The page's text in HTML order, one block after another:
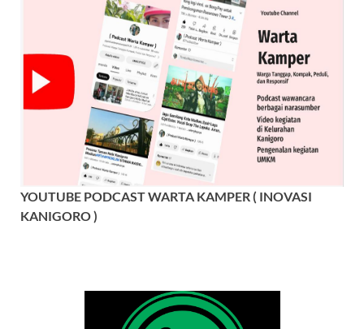
YOUTUBE PODCAST WARTA KAMPER ( INOVASI
KANIGORO )